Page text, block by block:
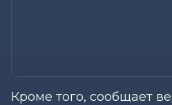
Кроме того, сообщает